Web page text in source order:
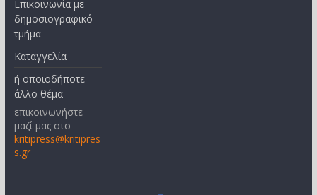
Επικοινωνία με
δημοσιογραφικό
τμήμα
Καταγγελία
ή οποιοδήποτε
άλλο θέμα
επικοινωνήστε
μαζί μας στο
kritipress@kritipres
s.gr